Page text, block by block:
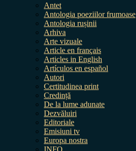
Antet
Antologia poeziilor frumoase
Antologia rușinii
Arhiva
Arte vizuale
Article en français
Articles in English
Artículos en español
Autori
Certitudinea print
Credință
De la lume adunate
Dezvăluiri
Editoriale
Emisiuni tv
Europa nostra
INFO